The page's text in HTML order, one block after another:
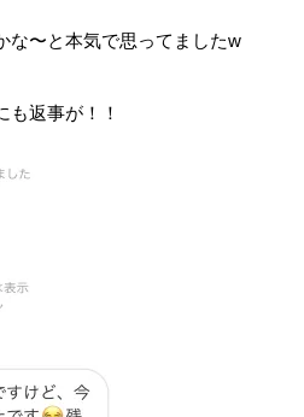
な〜と本気で思ってましたw
も返事が！！